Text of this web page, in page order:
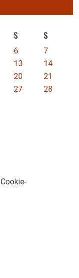
S S
6
7
13
14
20
21
27
28
Cookie-